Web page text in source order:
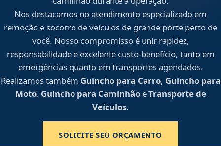
Nos destacamos no atendimento especializado em
remoção e socorro de veículos de grande porte perto de
você. Nosso compromisso é unir rapidez,
responsabilidade e excelente custo-benefício, tanto em
emergências quanto em transportes agendados.
Realizamos também Guincho para Carro, Guincho para
Moto, Guincho para CaminhãoeTransporte de
Veículos.
SOLICITE SEU ORÇAMENTO